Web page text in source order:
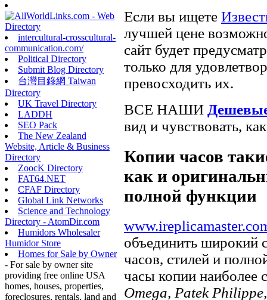
intercultural-crosscultural-
communication.com/
Political Directory
Submit Blog Directory
台灣目錄網 Taiwan
Directory
UK Travel Directory
LADDH
SEO Pack
The New Zealand
Website, Article & Business
Directory
ZoocK Directory
FAT64.NET
CFAF Directory
Global Link Networks
Science and Technology
Directory - AtomDir.com
Humidors Wholesaler
Humidor Store
Homes for Sale by Owner
- For sale by owner site
providing free online USA
homes, houses, properties,
foreclosures, rentals, land and
Если вы ищете
лучшей цене
сайт будет
только для
превосходить их.
ВСЕ НАШИ
вид и чувствовать,
Копии часов
как и
полной функции
объединить широкий
часов, стилей и
часы копии наиболее
Omega, Patek